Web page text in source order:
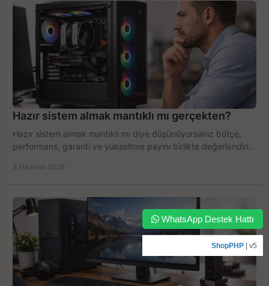
Hazır sistem almak mantıklı mı gerçekten?
Hazır sistem almak mantıklı mı diye düşünüyorsanız bütçe,
performans, garanti ve yükseltme payını birlikte değerlendirin,
4 Haziran 2026
WhatsApp Destek Hattı
ShopPHP | v5